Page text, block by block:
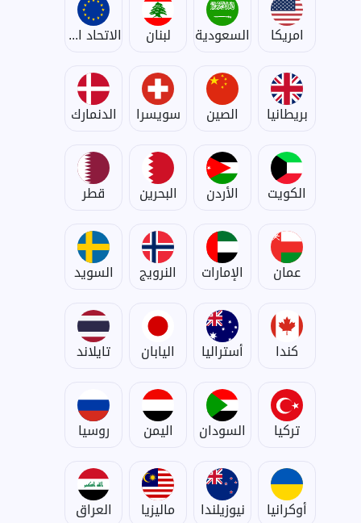
امريكا السعودية لبنان الاتحاد الأوروبي
بريطانيا الصين سويسرا الدنمارك
الكويت الأردن البحرين قطر
عمان الإمارات النرويج السويد
كندا أستراليا اليابان تايلاند
تركيا السودان اليمن روسيا
أوكرانيا نيوزيلندا ماليزيا العراق